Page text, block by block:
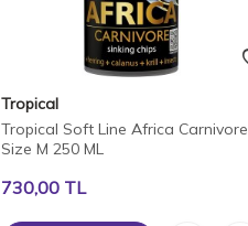
Tropical
Tropical Soft Line Africa Carnivore
Size M 250 ML
730,00TL